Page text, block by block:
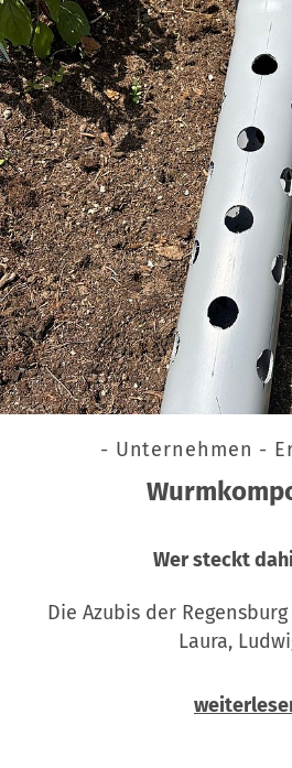
- Unternehmen -
Wer steckt
Die Azubis der
Laura,